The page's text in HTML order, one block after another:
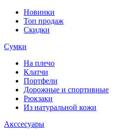
Новинки
Топ продаж
Скидки
Сумки
На плечо
Клатчи
Портфели
Дорожные и спортивные
Рюкзаки
Из натуральной кожи
Акссесуары